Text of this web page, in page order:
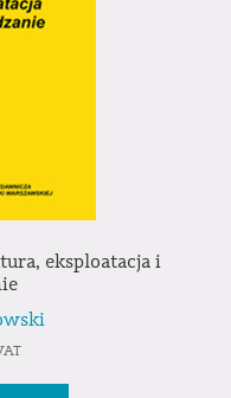
eksploatacja i